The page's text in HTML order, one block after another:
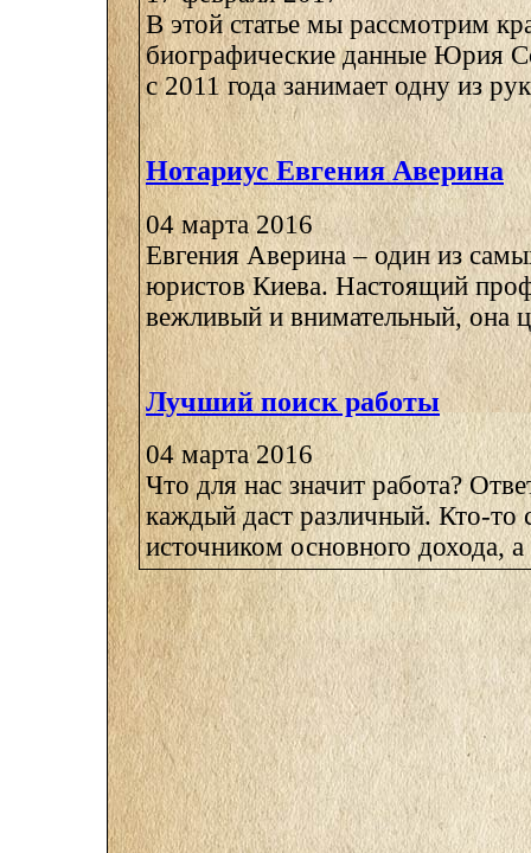
В этой статье мы рассмотрим
биографические данные Юрия
с 2011 года занимает одну из
Нотариус Евгения Аверина
04 марта 2016
Евгения Аверина – один из
юристов Киева. Настоящий
вежливый и внимательный, она
Лучший поиск работы
04 марта 2016
Что для нас значит работа?
каждый даст различный. Кто-то
источником основного дохода, а